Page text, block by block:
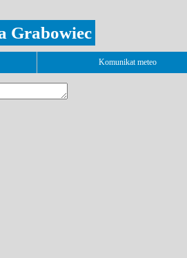
Grabowiec
Komunikat meteo